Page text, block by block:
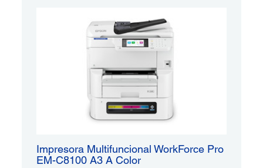
Impresora Multifuncional WorkForce Pro
EM-C8100 A3 A Color